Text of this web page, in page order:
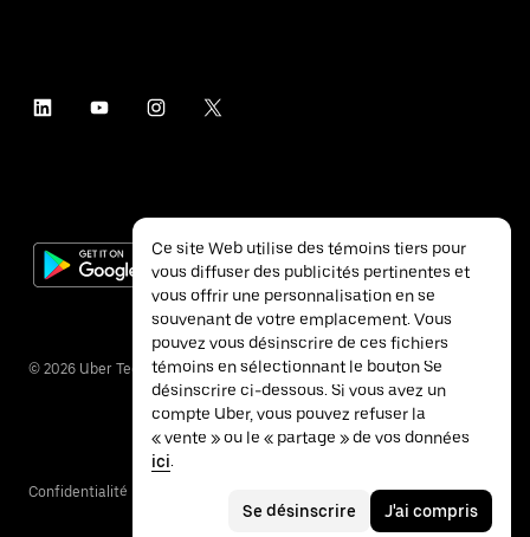
© 2026 Uber Technologies inc.
Confidentialité
Ce site Web utilise des témoins tiers pour
vous diffuser des publicités pertinentes et
vous offrir une personnalisation en se
souvenant de votre emplacement. Vous
pouvez vous désinscrire de ces fichiers
témoins en sélectionnant le bouton Se
désinscrire ci-dessous. Si vous avez un
compte Uber, vous pouvez refuser la
« vente » ou le « partage » de vos données
ici.
Se désinscrire J'ai compris